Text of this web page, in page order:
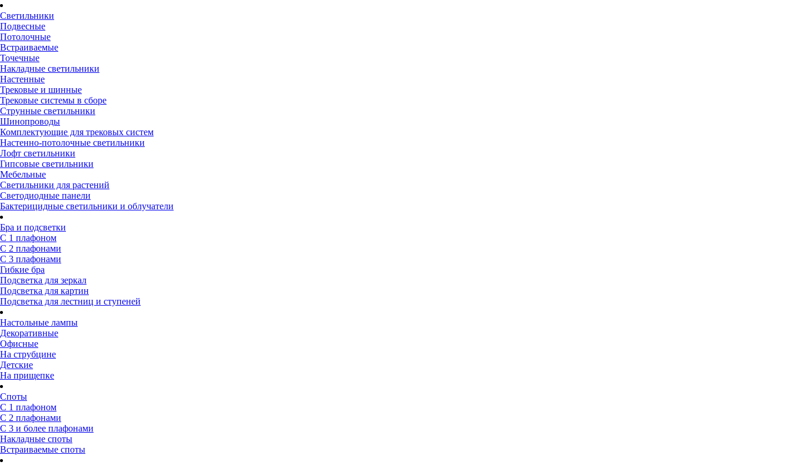
Светильники
Подвесные
Потолочные
Встраиваемые
Точечные
Накладные светильники
Настенные
Трековые и шинные
Трековые системы в сборе
Струнные светильники
Шинопроводы
Комплектующие для трековых систем
Настенно-потолочные светильники
Лофт светильники
Гипсовые светильники
Мебельные
Светильники для растений
Светодиодные панели
Бактерицидные светильники и облучатели
Бра и подсветки
С 1 плафоном
С 2 плафонами
С 3 плафонами
Гибкие бра
Подсветка для зеркал
Подсветка для картин
Подсветка для лестниц и ступеней
Настольные лампы
Декоративные
Офисные
На струбцине
Детские
На прищепке
Споты
С 1 плафоном
С 2 плафонами
С 3 и более плафонами
Накладные споты
Встраиваемые споты